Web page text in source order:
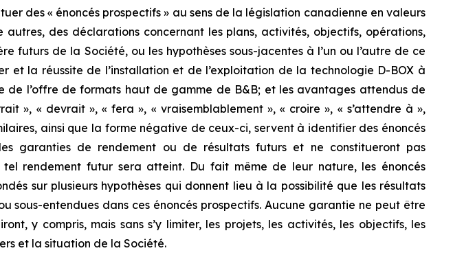
des « énoncés prospectifs » au sens de la législation canadienne en valeurs
des déclarations concernant les plans, activités, objectifs, opérations,
futurs de la Société, ou les hypothèses sous-jacentes à l’un ou l’autre de ce
et la réussite de l’installation et de l’exploitation de la technologie D-BOX à
de l’offre de formats haut de gamme de B&B; et les avantages attendus de
», « devrait », « fera », « vraisemblablement », « croire », « s’attendre à »,
ainsi que la forme négative de ceux-ci, servent à identifier des énoncés
garanties de rendement ou de résultats futurs et ne constitueront pas
rendement futur sera atteint. Du fait même de leur nature, les énoncés
sur plusieurs hypothèses qui donnent lieu à la possibilité que les résultats
sous-entendues dans ces énoncés prospectifs. Aucune garantie ne peut être
y compris, mais sans s’y limiter, les projets, les activités, les objectifs, les
et la situation de la Société.